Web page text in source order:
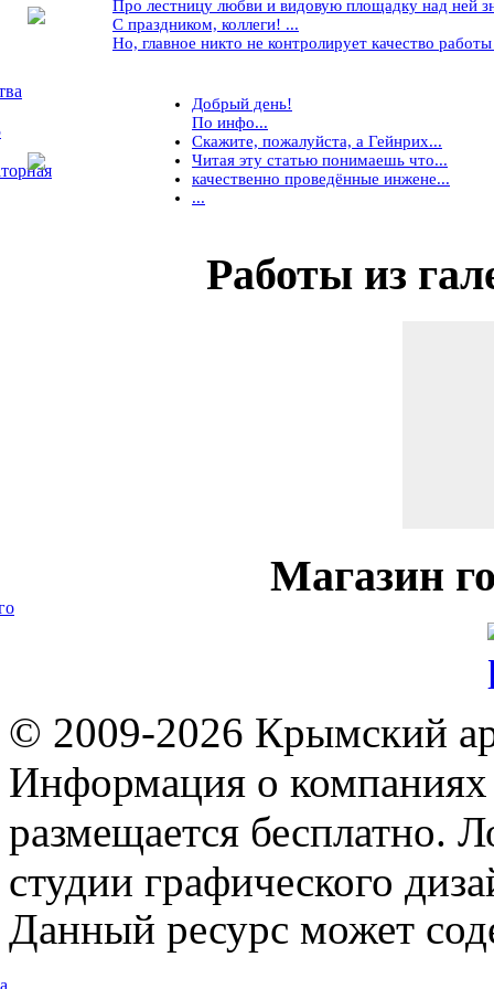
Про лестницу любви и видовую площадку над ней
С праздником, коллеги! ...
Но, главное никто не контролирует качество
Добрый день!
По инфо...
Скажите, пожалуйста, а Гейнрих...
Читая эту статью понимаешь что...
качественно проведённые инжене...
...
Работыиз
Магазин
© 2009-2026 Крымский
Информация о компаниях
размещается бесплатно.
студии графического
Данный ресурс может